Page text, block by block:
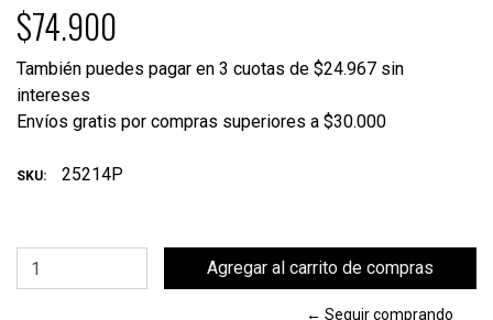
$74.900
También puedes pagar en 3 cuotas de $24.967 sin
intereses
Envíos gratis por compras superiores a $30.000
SKU: 25214P
← Seguir comprando